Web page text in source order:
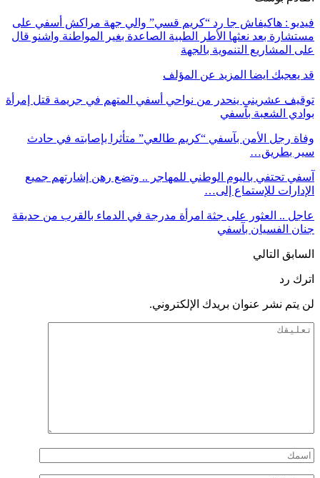
فيديو : هاكيفاش جا رد “كريم قسي” والي جهة مراكش أسفي على
مستشارة بعد نعثها الأطر الطبية الصاعدة بغير المواطنة واشنو قال
على المشاريع التنموية بالجهة
قد يعجبك ايضا المزيد عن المؤلف
توقيف عشريني ينحدر من نواحي أسفي المتهم في جريمة قتل إمرأة
بوادي الشعبة بآسفي
وفاة رجل الأمن بآسفي “كريم طالعي” متأثرا بإصابته في حادث
سير بطريق…
آسفي تحتفي باليوم الوطني للمهاجر .. وتضع رهن إشارتهم جميع
الإدارات للإستماع إلى…
عاجل .. العثور على جثة امرأة مدرجة في الدماء بالقرب من حديقة
جنان الفسيان بآسفي
السابق التالي
اترك رد
لن يتم نشر عنوان بريدك الإلكتروني.